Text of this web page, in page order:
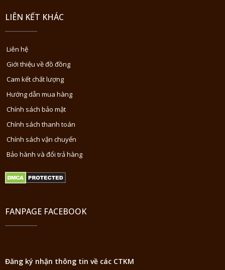
LIÊN KẾT KHÁC
Liên hệ
Giới thiệu về đồ đồng
Cam kết chất lượng
Hướng dẫn mua hàng
Chính sách bảo mật
Chính sách thanh toán
Chính sách vận chuyển
Bảo hành và đổi trả hàng
FANPAGE FACEBOOK
Đăng ký nhận thông tin về các CTKM